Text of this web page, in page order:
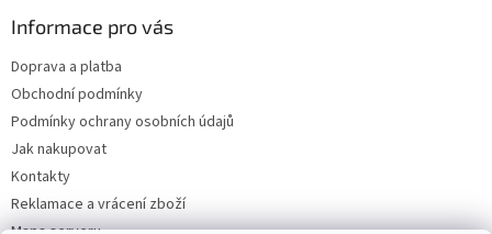
Informace pro vás
Doprava a platba
Obchodní podmínky
Podmínky ochrany osobních údajů
Jak nakupovat
Kontakty
Reklamace a vrácení zboží